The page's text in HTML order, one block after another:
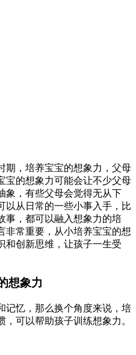
期，培养宝宝的想象力，父母
宝的想象力可能会让不少父母
象，有些父母会觉得无从下
以从日常的一些小事入手，比
事，都可以融入想象力的培
非常重要，从小培养宝宝的想
和创新思维，让孩子一生受
想象力
记忆，那么换个角度来说，培
可以帮助孩子训练想象力。